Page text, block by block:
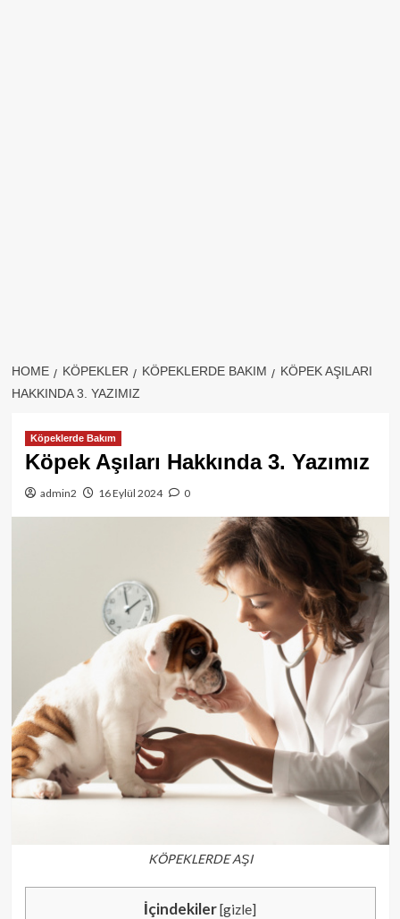
HOME KÖPEKLER KÖPEKLERDE BAKIM
KÖPEK AŞILARI
HAKKINDA 3. YAZIMIZ
Köpeklerde Bakım
Köpek Aşıları Hakkında 3. Yazımız
admin2 16 Eylül 2024 0
KÖPEKLERDE AŞI
İçindekiler[gizle]